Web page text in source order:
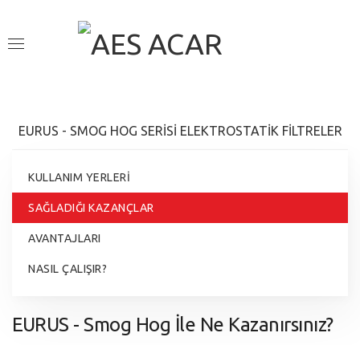
EURUS - SMOG HOG SERİSİ ELEKTROSTATİK FİLTRELER
KULLANIM YERLERI
SAĞLADIĞI KAZANÇLAR
AVANTAJLARI
NASIL ÇALIŞIR?
EURUS - Smog Hog İle Ne Kazanırsınız?